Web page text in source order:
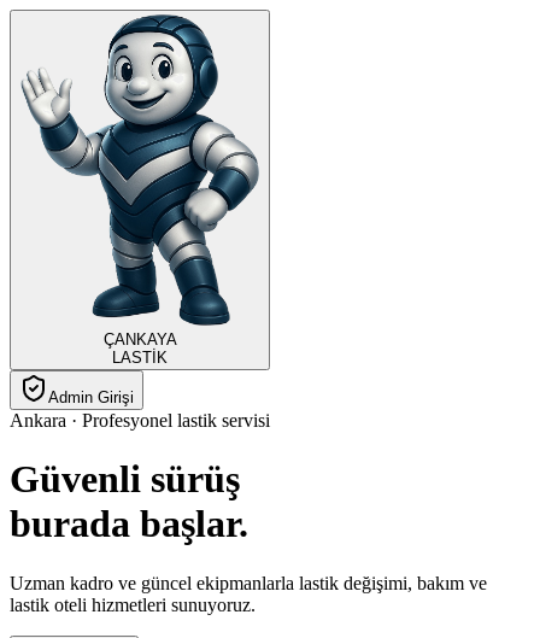
ÇANKAYA
LASTİK
Admin Girişi
Ankara · Profesyonel lastik servisi
Güvenli sürüş
burada başlar.
Uzman kadro ve güncel ekipmanlarla lastik değişimi, bakım ve
lastik oteli hizmetleri sunuyoruz.